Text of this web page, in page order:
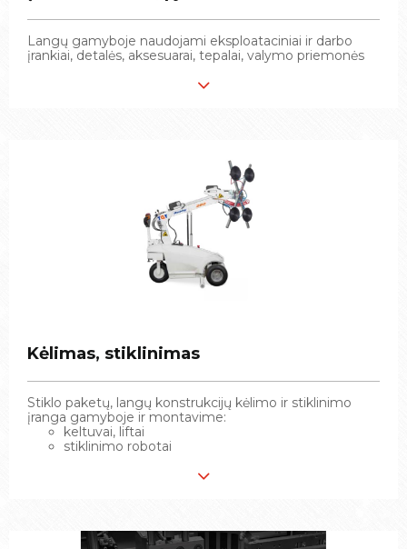
Langų gamyboje naudojami eksploataciniai ir darbo
įrankiai, detalės, aksesuarai, tepalai, valymo priemonės
Langų gamyboje naudojami eksploataciniai ir darbo
įrankiai, detalės, aksesuarai, tepalai, valymo priemonės
Kėlimas, stiklinimas
Stiklo paketų, langų konstrukcijų kėlimo ir stiklinimo
įranga gamyboje ir montavime:
keltuvai, liftai
stiklinimo robotai
Kėlimas, stiklinimas
Stiklo paketų, langų konstrukcijų kėlimo ir stiklinimo
įranga gamyboje ir montavime:
keltuvai, liftai
stiklinimo robotai